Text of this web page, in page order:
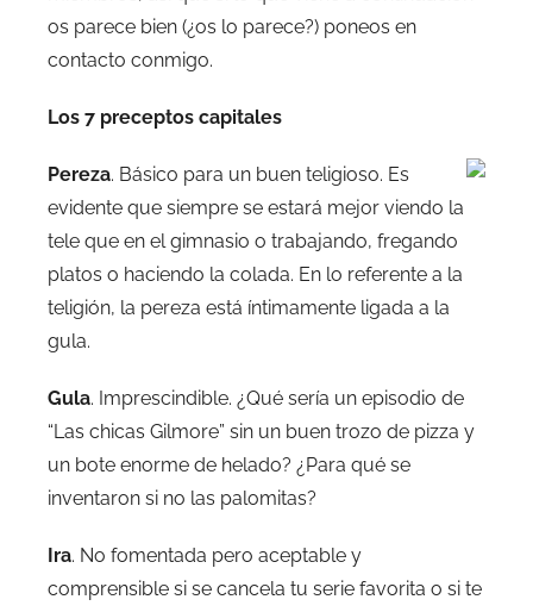
os parece bien (¿os lo parece?) poneos en
contacto conmigo.
Los 7 preceptos capitales
Pereza. Básico para un buen teligioso. Es
evidente que siempre se estará mejor viendo la
tele que en el gimnasio o trabajando, fregando
platos o haciendo la colada. En lo referente a la
teligión, la pereza está íntimamente ligada a la
gula.
Gula. Imprescindible. ¿Qué sería un episodio de
“Las chicas Gilmore” sin un buen trozo de pizza y
un bote enorme de helado? ¿Para qué se
inventaron si no las palomitas?
Ira. No fomentada pero aceptable y
comprensible si se cancela tu serie favorita o si te